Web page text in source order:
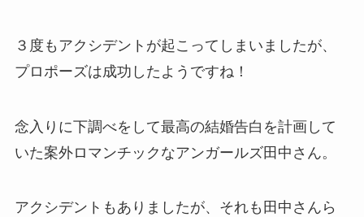
３度もアクシデントが起こってしまいましたが、
プロポーズは成功したようですね！
念入りに下調べをして最高の結婚告白を計画して
いた案外ロマンチックなアンガールズ田中さん。
アクシデントもありましたが、それも田中さんら